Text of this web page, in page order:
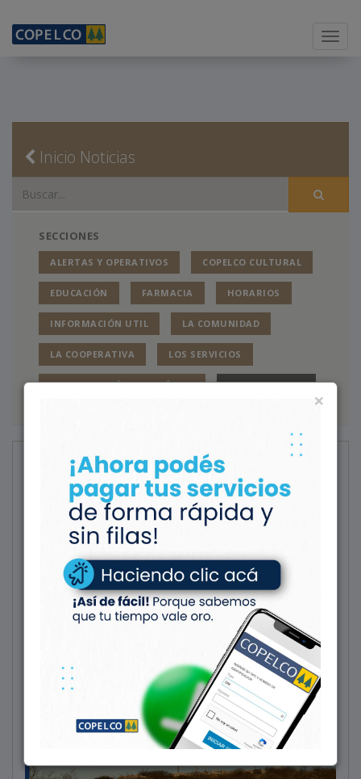
×
Menu
Inicio Noticias
SECCIONES
ALERTAS Y OPERATIVOS COPELCO CULTURAL
EDUCACIÓN FARMACIA HORARIOS
INFORMACIÓN UTIL LA COMUNIDAD
LA COOPERATIVA LOS SERVICIOS
SEGMENTACIÓN ENERGÉTICA NECROLOGICAS
Noticias
LA COMUNIDAD
Día Mundial de la Energía